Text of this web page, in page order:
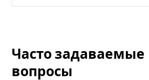
Часто задаваемые
вопросы